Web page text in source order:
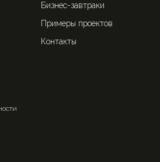
Бизнес-завтраки
Примеры проектов
Контакты